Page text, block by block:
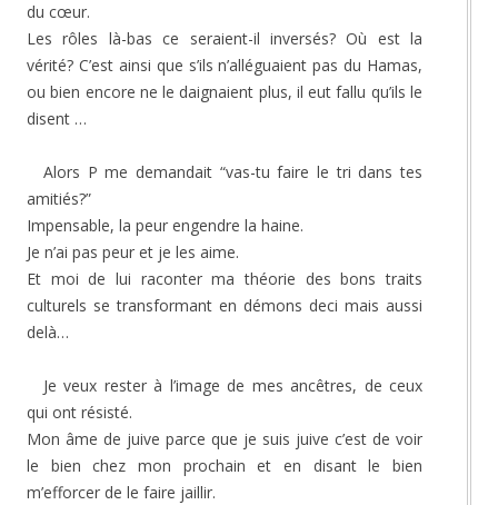
du cœur.
Les rôles là-bas ce seraient-il inversés? Où est la
vérité? C’est ainsi que s’ils n’alléguaient pas du Hamas,
ou bien encore ne le daignaient plus, il eut fallu qu’ils le
disent …
Alors P me demandait “vas-tu faire le tri dans tes
amitiés?”
Impensable, la peur engendre la haine.
Je n’ai pas peur et je les aime.
Et moi de lui raconter ma théorie des bons traits
culturels se transformant en démons deci mais aussi
delà…
Je veux rester à l’image de mes ancêtres, de ceux
qui ont résisté.
Mon âme de juive parce que je suis juive c’est de voir
le bien chez mon prochain et en disant le bien
m’efforcer de le faire jaillir.